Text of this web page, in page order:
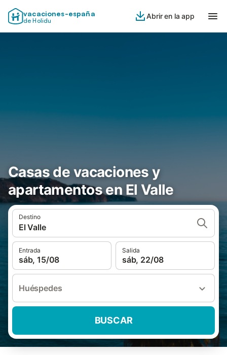
vacaciones-españa
de Holidu
Abrir en la app
Casas de vacaciones y
apartamentos en El Valle
Destino
El Valle
Entrada
sáb, 15/08
Salida
sáb, 22/08
Huéspedes
BUSCAR